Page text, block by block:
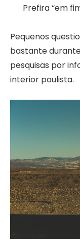
Prefira “em
Pequenos
bastante
pesquisas por
interior paulista.